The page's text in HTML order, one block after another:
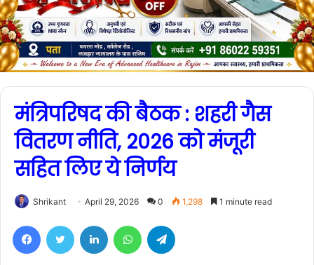
मंत्रिपरिषद की बैठक : शहरी गैस
वितरण नीति, 2026 को मंजूरी
सहित लिए ये निर्णय
Shrikant April 29, 2026 0 1,298 1 minute read